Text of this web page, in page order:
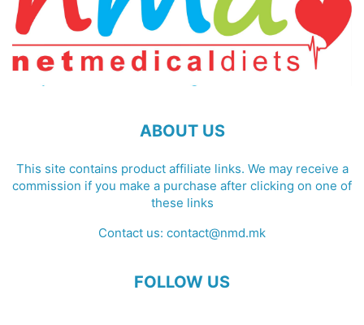
ABOUT US
This site contains product affiliate links. We may receive a
commission if you make a purchase after clicking on one of
these links
Contact us: contact@nmd.mk
FOLLOW US